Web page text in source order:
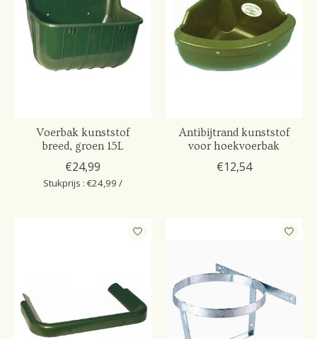
Voerbak kunststof
breed, groen 15L
€24,99
Stukprijs : €24,99 /
Antibijtrand kunststof
voor hoekvoerbak
€12,54